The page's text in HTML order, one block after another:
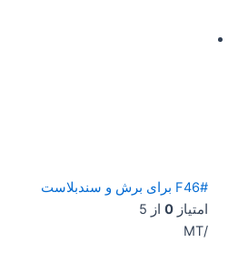
F46# برای برش و سندبلاست
امتیاز 0از 5
/MT